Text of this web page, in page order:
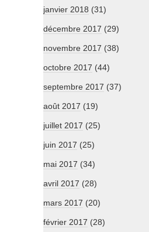
janvier 2018 (31)
décembre 2017 (29)
novembre 2017 (38)
octobre 2017 (44)
septembre 2017 (37)
août 2017 (19)
juillet 2017 (25)
juin 2017 (25)
mai 2017 (34)
avril 2017 (28)
mars 2017 (20)
février 2017 (28)